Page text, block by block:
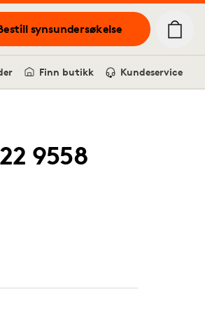
synsundersøkelse
Finn butikk Kundeservice
9558